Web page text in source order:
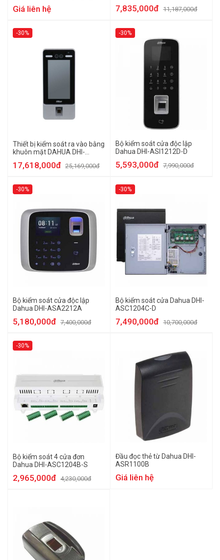
Giá liên hệ 7,835,000đ 11,187,000đ
-30%
Thiết bị kiểm soát ra vào bằng
khuôn mặt DAHUA DHI-
17,618,000đ 25,169,000đ
-30%
Bộ kiểm soát cửa độc lập
Dahua DHI-ASI1212D-D
5,593,000đ 7,990,000đ
-30%
Bộ kiểm soát cửa độc lập
Dahua DHI-ASA2212A
5,180,000đ 7,400,000đ
-30%
Bộ kiểm soát cửa Dahua DHI-
ASC1204C-D
7,490,000đ 10,700,000đ
-30%
Bộ kiểm soát 4 cửa đơn
Dahua DHI-ASC1204B-S
2,965,000đ 4,230,000đ
Đầu đọc thẻ từ Dahua DHI-
ASR1100B
Giá liên hệ